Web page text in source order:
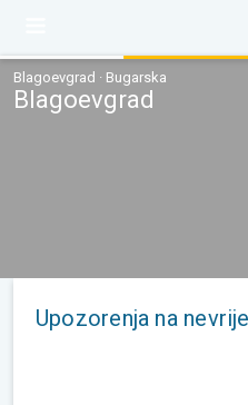
Blagoevgrad · Bugarska
Blagoevgrad
Upozorenja na